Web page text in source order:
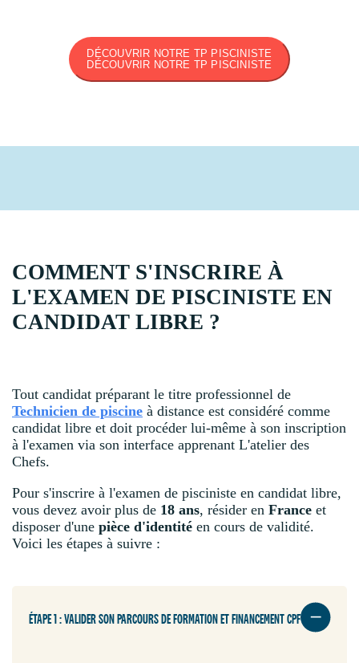
DÉCOUVRIR NOTRE TP PISCINISTE
DÉCOUVRIR NOTRE TP PISCINISTE
COMMENT S'INSCRIRE À
L'EXAMEN DE PISCINISTE EN
CANDIDAT LIBRE ?
Tout candidat préparant le titre professionnel de
Technicien de piscine à distance est considéré comme
candidat libre et doit procéder lui-même à son inscription
à l'examen via son interface apprenant L'atelier des
Chefs.
Pour s'inscrire à l'examen de pisciniste en candidat libre,
vous devez avoir plus de 18 ans, résider en France et
disposer d'une pièce d'identité en cours de validité.
Voici les étapes à suivre :
ÉTAPE 1 : VALIDER SON PARCOURS DE FORMATION ET FINANCEMENT CPF